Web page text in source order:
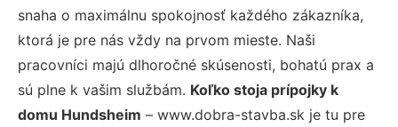
snaha o maximálnu spokojnosť každého zákazníka,
ktorá je pre nás vždy na prvom mieste. Naši
pracovníci majú dlhoročné skúsenosti, bohatú prax a
sú plne k vašim službám. Koľko stoja prípojky k
domu Hundsheim – www.dobra-stavba.sk je tu pre